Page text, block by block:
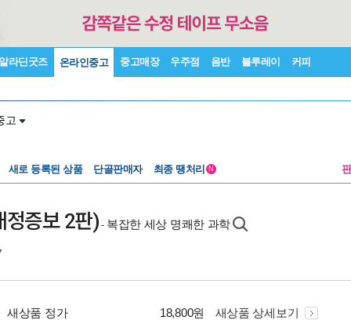
라딘굿즈 온라인중고 중고매장 우주점 음반 블루레이 커피
고
새로 등록된 상품 단골판매자 최종 땡처리 N
정증보 2판) - 복잡한 세상 명쾌한 과학
새상품 정가 18,800원
새상품 상세보기